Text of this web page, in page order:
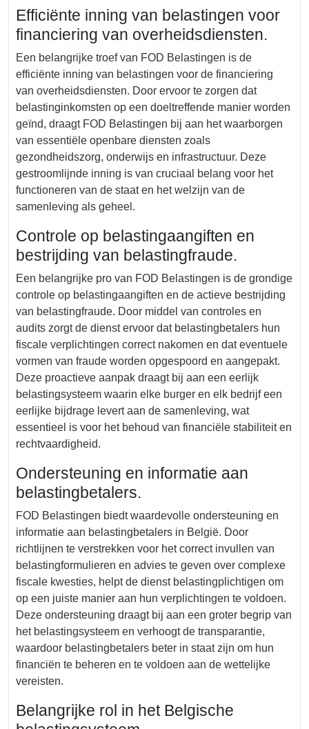
Efficiënte inning van belastingen voor
financiering van overheidsdiensten.
Een belangrijke troef van FOD Belastingen is de
efficiënte inning van belastingen voor de financiering
van overheidsdiensten. Door ervoor te zorgen dat
belastinginkomsten op een doeltreffende manier worden
geïnd, draagt FOD Belastingen bij aan het waarborgen
van essentiële openbare diensten zoals
gezondheidszorg, onderwijs en infrastructuur. Deze
gestroomlijnde inning is van cruciaal belang voor het
functioneren van de staat en het welzijn van de
samenleving als geheel.
Controle op belastingaangiften en
bestrijding van belastingfraude.
Een belangrijke pro van FOD Belastingen is de grondige
controle op belastingaangiften en de actieve bestrijding
van belastingfraude. Door middel van controles en
audits zorgt de dienst ervoor dat belastingbetalers hun
fiscale verplichtingen correct nakomen en dat eventuele
vormen van fraude worden opgespoord en aangepakt.
Deze proactieve aanpak draagt bij aan een eerlijk
belastingsysteem waarin elke burger en elk bedrijf een
eerlijke bijdrage levert aan de samenleving, wat
essentieel is voor het behoud van financiële stabiliteit en
rechtvaardigheid.
Ondersteuning en informatie aan
belastingbetalers.
FOD Belastingen biedt waardevolle ondersteuning en
informatie aan belastingbetalers in België. Door
richtlijnen te verstrekken voor het correct invullen van
belastingformulieren en advies te geven over complexe
fiscale kwesties, helpt de dienst belastingplichtigen om
op een juiste manier aan hun verplichtingen te voldoen.
Deze ondersteuning draagt bij aan een groter begrip van
het belastingsysteem en verhoogt de transparantie,
waardoor belastingbetalers beter in staat zijn om hun
financiën te beheren en te voldoen aan de wettelijke
vereisten.
Belangrijke rol in het Belgische